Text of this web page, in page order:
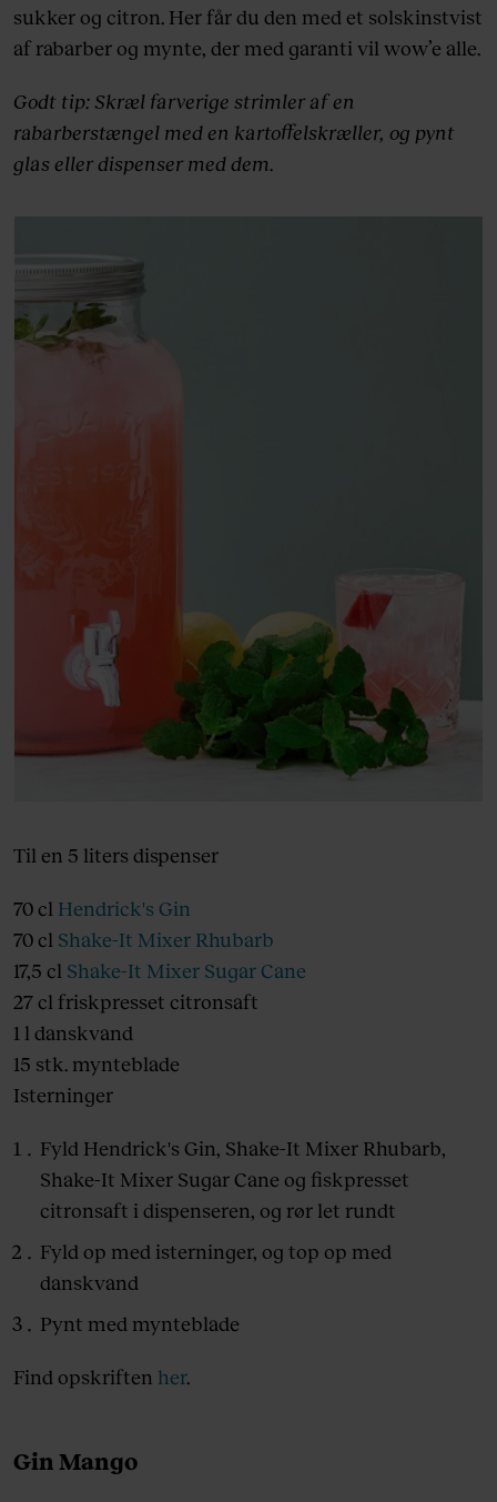
sukker og citron. Her får du den med et solskinstvist
af rabarber og mynte, der med garanti vil wow’e alle.
Godt tip: Skræl farverige strimler af en
rabarberstængel med en kartoffelskræller, og pynt
glas eller dispenser med dem.
Til en 5 liters dispenser
70 cl Hendrick's Gin
70 cl Shake-It Mixer Rhubarb
17,5 cl Shake-It Mixer Sugar Cane
27 cl friskpresset citronsaft
1 l danskvand
15 stk. mynteblade
Isterninger
Fyld Hendrick's Gin, Shake-It Mixer Rhubarb,
Shake-It Mixer Sugar Cane og fiskpresset
citronsaft i dispenseren, og rør let rundt
Fyld op med isterninger, og top op med
danskvand
Pynt med mynteblade
Find opskriften her.
Gin Mango